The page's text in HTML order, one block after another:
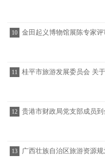
10 金田起义博物馆展陈专家
11 桂平市旅游发展委员会 关
12 贵港市财政局党支部成员
13 广西壮族自治区旅游资源